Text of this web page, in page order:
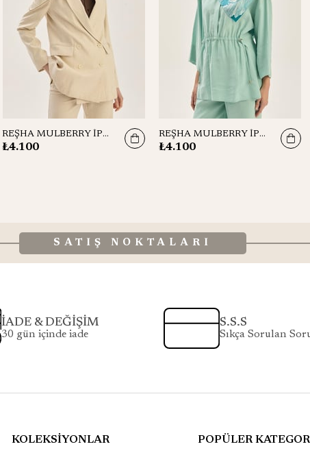
REŞHA MULBERRY İPEK EŞARP 90*90 CM - BEJ
₺4.100
REŞHA MULBERRY İPEK EŞARP 90*90 CM - PETROL MAVİ
₺4.100
SATIŞ NOKTALARI
İADE & DEĞİŞİM
30 gün içinde iade
S.S.S
Sıkça Sorulan
KOLEKSİYONLAR POPÜLER